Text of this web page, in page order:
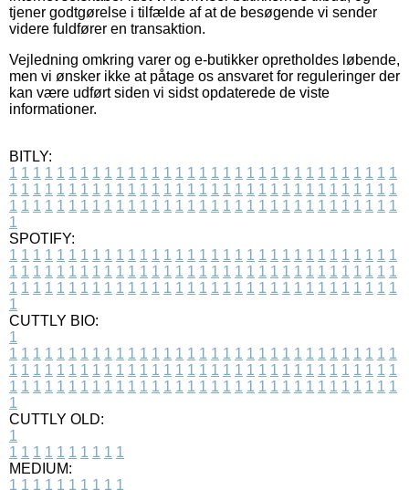
tjener godtgørelse i tilfælde af at de besøgende vi sender
videre fuldfører en transaktion.
Vejledning omkring varer og e-butikker opretholdes løbende,
men vi ønsker ikke at påtage os ansvaret for reguleringer der
kan være udført siden vi sidst opdaterede de viste
informationer.
BITLY:
1 1 1 1 1 1 1 1 1 1 1 1 1 1 1 1 1 1 1 1 1 1 1 1 1 1 1 1 1 1 1 1 1
1 1 1 1 1 1 1 1 1 1 1 1 1 1 1 1 1 1 1 1 1 1 1 1 1 1 1 1 1 1 1 1 1
1 1 1 1 1 1 1 1 1 1 1 1 1 1 1 1 1 1 1 1 1 1 1 1 1 1 1 1 1 1 1 1 1
1
SPOTIFY:
1 1 1 1 1 1 1 1 1 1 1 1 1 1 1 1 1 1 1 1 1 1 1 1 1 1 1 1 1 1 1 1 1
1 1 1 1 1 1 1 1 1 1 1 1 1 1 1 1 1 1 1 1 1 1 1 1 1 1 1 1 1 1 1 1 1
1 1 1 1 1 1 1 1 1 1 1 1 1 1 1 1 1 1 1 1 1 1 1 1 1 1 1 1 1 1 1 1 1
1
CUTTLY BIO:
1
1 1 1 1 1 1 1 1 1 1 1 1 1 1 1 1 1 1 1 1 1 1 1 1 1 1 1 1 1 1 1 1 1
1 1 1 1 1 1 1 1 1 1 1 1 1 1 1 1 1 1 1 1 1 1 1 1 1 1 1 1 1 1 1 1 1
1 1 1 1 1 1 1 1 1 1 1 1 1 1 1 1 1 1 1 1 1 1 1 1 1 1 1 1 1 1 1 1 1
1
CUTTLY OLD:
1
1 1 1 1 1 1 1 1 1 1
MEDIUM:
1 1 1 1 1 1 1 1 1 1